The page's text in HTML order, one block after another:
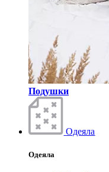
Подушки
Одеяла
Одеяла